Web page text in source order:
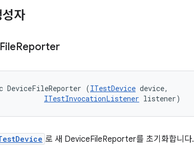
자
FileReporter
DeviceFileReporter (ITestDevice device,
ITestInvocationListener listener)
로 새 DeviceFileReporter를 초기화합니다.